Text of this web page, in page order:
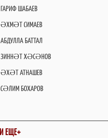
ГАРИФ ШАБАЕВ
ӘХМӘТ СИМАЕВ
АБДУЛЛА БАТТАЛ
ЗИННӘТ ХӘСӘНОВ
ӘХӘТ АТНАШЕВ
СӘЛИМ БОХАРОВ
ЕЩЕ+